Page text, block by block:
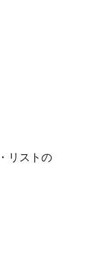
リストの